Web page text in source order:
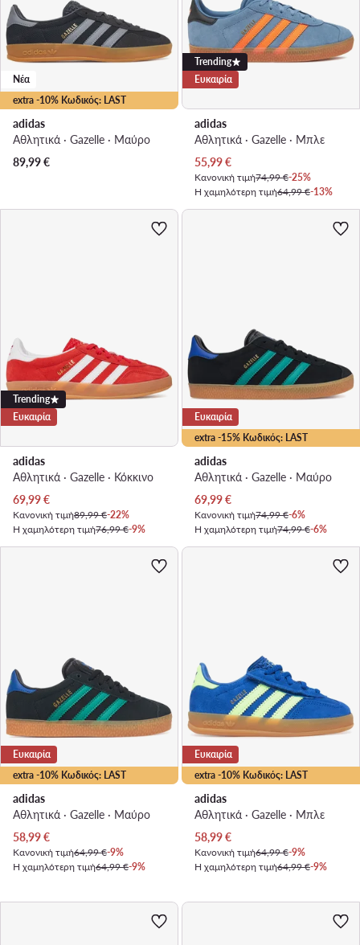
extra -10% Κωδικός: LAST
Νέα
adidas
Αθλητικά · Gazelle · Μαύρο
89,99€
Trending
Ευκαιρία
adidas
Αθλητικά · Gazelle · Μπλε
Τρέχουσα τιμή
55,99€
Κανονική τιμή74,99 €-25%
Η χαμηλότερη τιμή64,99 €-13%
Trending
Ευκαιρία
adidas
Αθλητικά · Gazelle · Κόκκινο
Τρέχουσα τιμή
69,99€
Κανονική τιμή89,99 €-22%
Η χαμηλότερη τιμή76,99 €-9%
extra -15% Κωδικός: LAST
Ευκαιρία
adidas
Αθλητικά · Gazelle · Μαύρο
Τρέχουσα τιμή
69,99€
Κανονική τιμή74,99 €-6%
Η χαμηλότερη τιμή74,99 €-6%
extra -10% Κωδικός: LAST
Ευκαιρία
adidas
Αθλητικά · Gazelle · Μαύρο
Τρέχουσα τιμή
58,99€
Κανονική τιμή64,99 €-9%
Η χαμηλότερη τιμή64,99 €-9%
extra -10% Κωδικός: LAST
Ευκαιρία
adidas
Αθλητικά · Gazelle · Μπλε
Τρέχουσα τιμή
58,99€
Κανονική τιμή64,99 €-9%
Η χαμηλότερη τιμή64,99 €-9%